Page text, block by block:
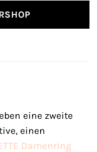
eine zweite
einen
Damenring